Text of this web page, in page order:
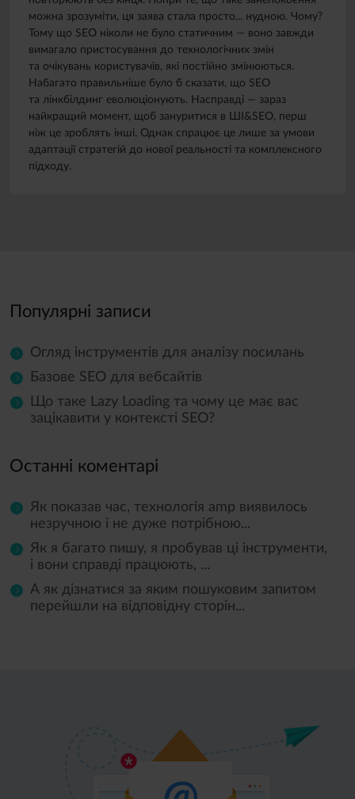
можна зрозуміти, ця заява стала просто... нудною. Чому?
Тому що SEO ніколи не було статичним — воно завжди
вимагало пристосування до технологічних змін
та очікувань користувачів, які постійно змінюються.
Набагато правильніше було б сказати, що SEO
та лінкбілдинг еволюціонують. Насправді — зараз
найкращий момент, щоб зануритися в ШІ&SEO, перш
ніж це зроблять інші. Однак спрацює це лише за умови
адаптації стратегій до нової реальності та комплексного
підходу.
Популярні записи
Огляд інструментів для аналізу посилань
Базове SEO для вебсайтів
Що таке Lazy Loading та чому це має вас
зацікавити у контексті SEO?
Останні коментарі
Як показав час, технологія amp виявилось
незручною і не дуже потрібною...
Як я багато пишу, я пробував ці інструменти,
і вони справді працюють, ...
А як дізнатися за яким пошуковим запитом
перейшли на відповідну сторін...